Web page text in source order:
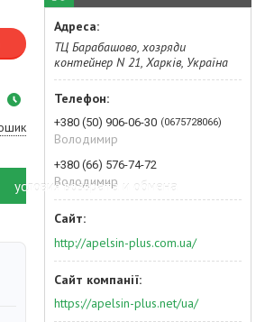
условия возврата и обмена
ТЦ Барабашово, хозряди
контейнер N 21, Харків, Україна
+380 (50) 906-06-30 0675728066
Володимир
+380 (66) 576-74-72
Володимир
http://apelsin-plus.com.ua/
https://apelsin-plus.net/ua/